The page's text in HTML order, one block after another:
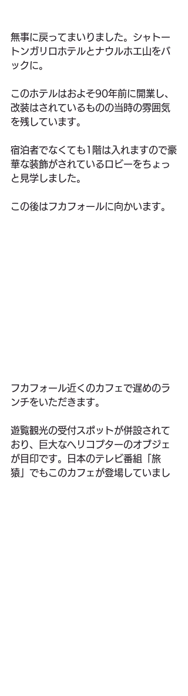
無事に戻ってまいりました。シャトー
トンガリロホテルとナウルホエ山をバ
ックに。
このホテルはおよそ90年前に開業し、
改装はされているものの当時の雰囲気
を残しています。
宿泊者でなくても1階は入れますので豪
華な装飾がされているロビーをちょっ
と見学しました。
この後はフカフォールに向かいます。
フカフォール近くのカフェで遅めのラ
ンチをいただきます。
遊覧観光の受付スポットが併設されて
おり、巨大なヘリコプターのオブジェ
が目印です。日本のテレビ番組「旅
猿」でもこのカフェが登場していまし